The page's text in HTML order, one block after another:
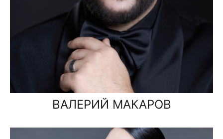
ВАЛЕРИЙ МАКАРОВ